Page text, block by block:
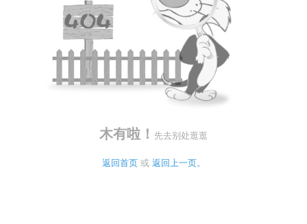
木有啦！ 先去别处逛逛
返回首页 或 返回上一页。